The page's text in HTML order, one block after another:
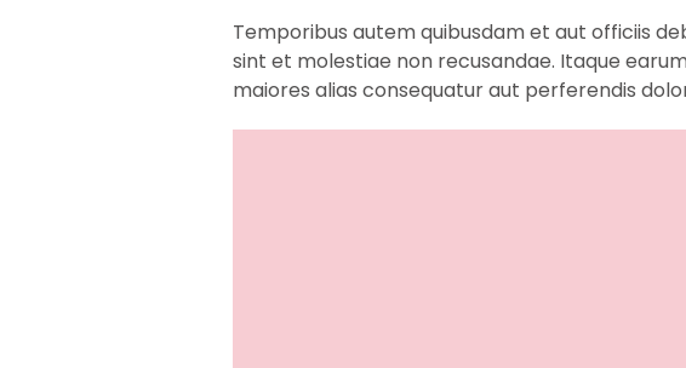
Temporibus autem quibusdam et aut officiis
sint et molestiae non recusandae. Itaque
maiores alias consequatur aut perferendis